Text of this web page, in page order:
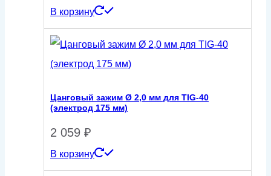
В корзину
Цанговый зажим Ø 2,0 мм для TIG-40
(электрод 175 мм)
2 059 ₽
В корзину